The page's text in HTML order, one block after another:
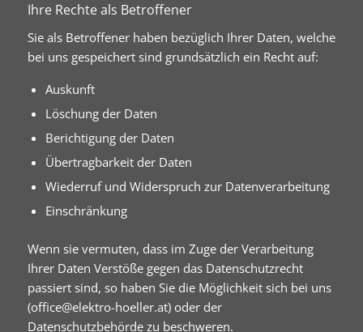
Ihre Rechte als Betroffener
Sie als Betroffener haben bezüglich Ihrer Daten, welche
bei uns gespeichert sind grundsätzlich ein Recht auf:
Auskunft
Löschung der Daten
Berichtigung der Daten
Übertragbarkeit der Daten
Wiederruf und Widerspruch zur Datenverarbeitung
Einschränkung
Wenn sie vermuten, dass im Zuge der Verarbeitung
Ihrer Daten Verstöße gegen das Datenschutzrecht
passiert sind, so haben Sie die Möglichkeit sich bei uns
(office@elektro-hoeller.at) oder der
Datenschutzbehörde zu beschweren.